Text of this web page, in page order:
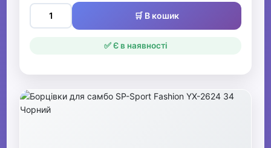
🛒 В кошик
✅ Є в наявності